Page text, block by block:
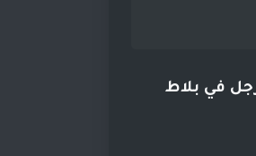
في بلاط